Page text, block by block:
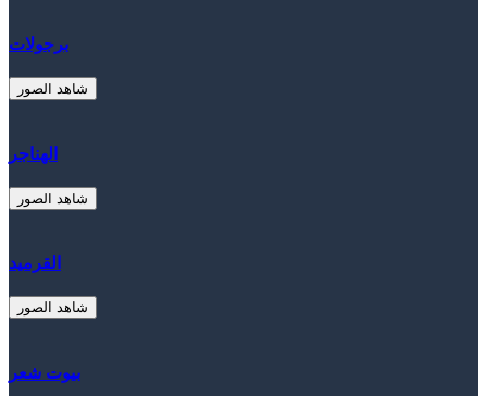
برجولات
شاهد الصور
الهناجر
شاهد الصور
القرميد
شاهد الصور
بيوت شعر